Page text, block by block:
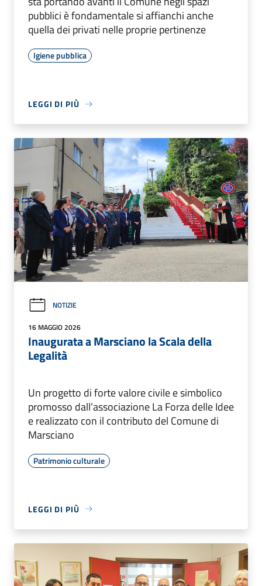
pubblici è fondamentale si affianchi anche
quella dei privati nelle proprie pertinenze
Igiene pubblica
LEGGI DI PIÙ
NOTIZIE
16 MAGGIO 2026
Inaugurata a Marsciano la Scala della
Legalità
Un progetto di forte valore civile e simbolico
promosso dall’associazione La Forza delle Idee
e realizzato con il contributo del Comune di
Marsciano
Patrimonio culturale
LEGGI DI PIÙ